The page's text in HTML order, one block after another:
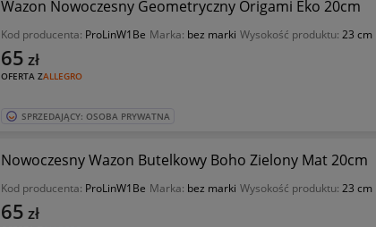
Wazon Nowoczesny Geometryczny Origami Eko 20cm
Kod producenta: ProLinW1Be Marka: bez marki Wysokość produktu: 23 cm
OFERTA ZALLEGRO
65 zł
SPRZEDAJĄCY: OSOBA PRYWATNA
Nowoczesny Wazon Butelkowy Boho Zielony Mat 20cm
Kod producenta: ProLinW1Be Marka: bez marki Wysokość produktu: 23 cm
65 zł